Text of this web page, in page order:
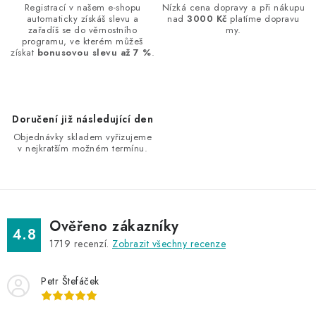
p
k
y
p
u
Registrací v našem e-shopu
automaticky získáš slevu a
zařadíš se do věrnostního
programu, ve kterém můžeš
získat bonusovou slevu až 7 %.
Nízká cena dopravy a při nákupu
nad3000 Kč platíme dopravu
my.
Doručení již následující den
Objednávky skladem vyřizujeme
v nejkratším možném termínu.
4.8 Ověřeno zákazníky
1719 recenzí. Zobrazit všechny recenze
Petr Štefáček